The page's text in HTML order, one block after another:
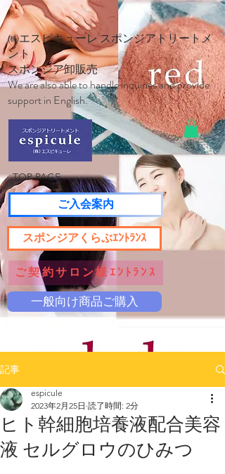
㈱エスピキューレ スポンジアトリートメ
ント
スポンジア卸販売
We are also able to handle inquiries and provide
support in English.
TOP PAGE
ご入会案内
スポンジアくらぶｴﾝﾄﾗﾝｽ
ご契約サロン様ｴﾝﾄﾗﾝｽ
一般向け商品ご購入
記事
ヒト幹細胞培養液配合美容
液 セルグロウのひみつ
espicule
2023年2月25日 読了時間: 2分